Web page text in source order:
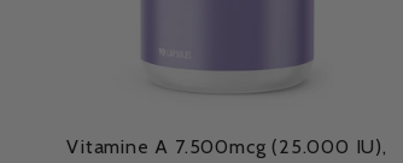
Vitamine A 7.500mcg (25.000 IU),